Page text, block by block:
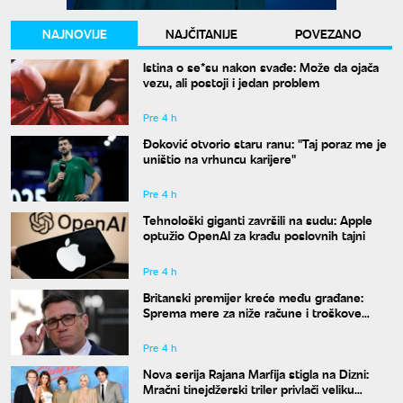
NAJNOVIJE NAJČITANIJE
POVEZANO
Istina o se*su nakon svađe: Može da ojača
vezu, ali postoji i jedan problem
Pre 4 h
Đoković otvorio staru ranu: "Taj poraz me je
uništio na vrhuncu karijere"
Pre 4 h
Tehnološki giganti završili na sudu: Apple
optužio OpenAI za krađu poslovnih tajni
Pre 4 h
Britanski premijer kreće među građane:
Sprema mere za niže račune i troškove
Pre 4 h
Nova serija Rajana Marfija stigla na Dizni:
Mračni tinejdžerski triler privlači veliku